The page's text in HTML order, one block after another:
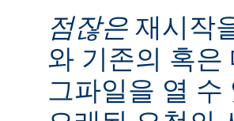
점잖은 재시작
와 기존의 혹은
그파일을 열